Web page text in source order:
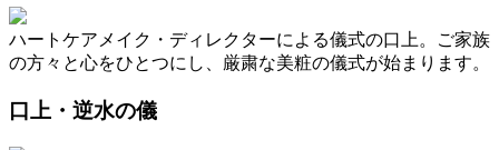
ハートケアメイク・ディレクターによる儀式の口上。ご家族
の方々と心をひとつにし、厳粛な美粧の儀式が始まります。
口上・逆水の儀